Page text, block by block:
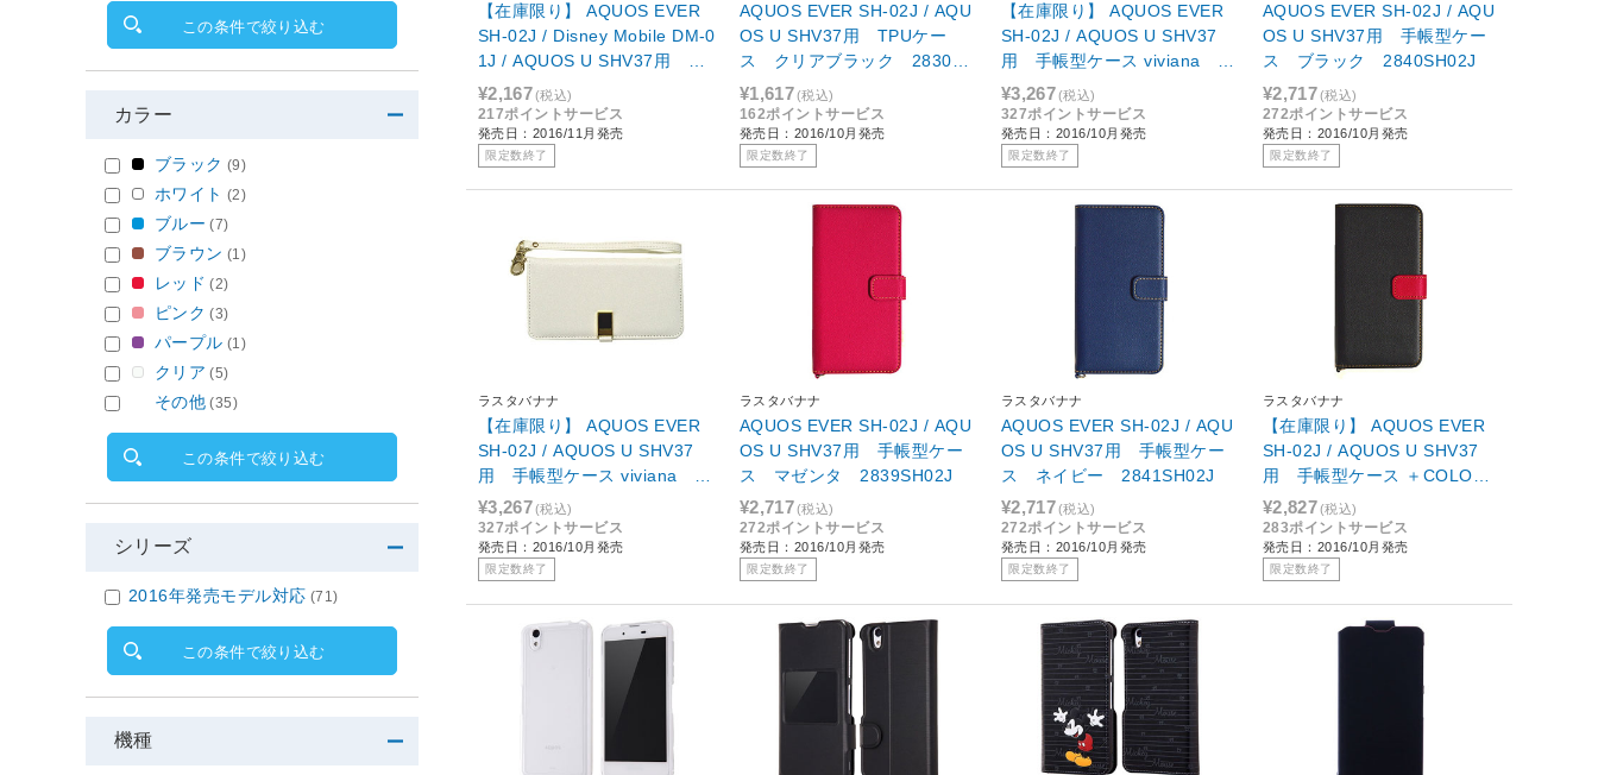
【在庫限り】 AQUOS EVER
SH-02J / Disney Mobile DM-0
1J / AQUOS U SHV37用 シ
ェルカバー 極み クリア P
M-SH02JPVKCR PM-SH02JP
VKCR
¥2,167(税込)
217ポイントサービス
発売日：2016/11月発売
限定数終了
AQUOS EVER SH-02J / AQU
OS U SHV37用 TPUケー
ス クリアブラック 2830SH
02J
¥1,617(税込)
162ポイントサービス
発売日：2016/10月発売
限定数終了
【在庫限り】 AQUOS EVER
SH-02J / AQUOS U SHV37
用 手帳型ケース viviana ブ
ラック 2835SH02J
¥3,267(税込)
327ポイントサービス
発売日：2016/10月発売
限定数終了
AQUOS EVER SH-02J / AQU
OS U SHV37用 手帳型ケー
ス ブラック 2840SH02J
¥2,717(税込)
272ポイントサービス
発売日：2016/10月発売
限定数終了
ラスタバナナ
【在庫限り】 AQUOS EVER
SH-02J / AQUOS U SHV37
用 手帳型ケース viviana ホ
ワイト 2837SH02J
¥3,267(税込)
327ポイントサービス
発売日：2016/10月発売
限定数終了
ラスタバナナ
AQUOS EVER SH-02J / AQU
OS U SHV37用 手帳型ケー
ス マゼンタ 2839SH02J
¥2,717(税込)
272ポイントサービス
発売日：2016/10月発売
限定数終了
ラスタバナナ
AQUOS EVER SH-02J / AQU
OS U SHV37用 手帳型ケー
ス ネイビー 2841SH02J
¥2,717(税込)
272ポイントサービス
発売日：2016/10月発売
限定数終了
ラスタバナナ
【在庫限り】 AQUOS EVER
SH-02J / AQUOS U SHV37
用 手帳型ケース ＋COLOR
ブラック/レッド 2845SH0
2J
¥2,827(税込)
283ポイントサービス
発売日：2016/10月発売
限定数終了
この条件で絞り込む
カラー
ブラック (9)
ホワイト (2)
ブルー (7)
ブラウン (1)
レッド (2)
ピンク (3)
パープル (1)
クリア (5)
その他 (35)
この条件で絞り込む
シリーズ
2016年発売モデル対応 (71)
この条件で絞り込む
機種